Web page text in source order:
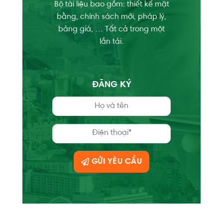
Bộ tài liệu bao gồm: thiết kế mặt
bằng, chính sách mới, pháp lý,
bảng giá, … Tất cả trong một
lần tải.
ĐĂNG KÝ
GỬI YÊU CẦU